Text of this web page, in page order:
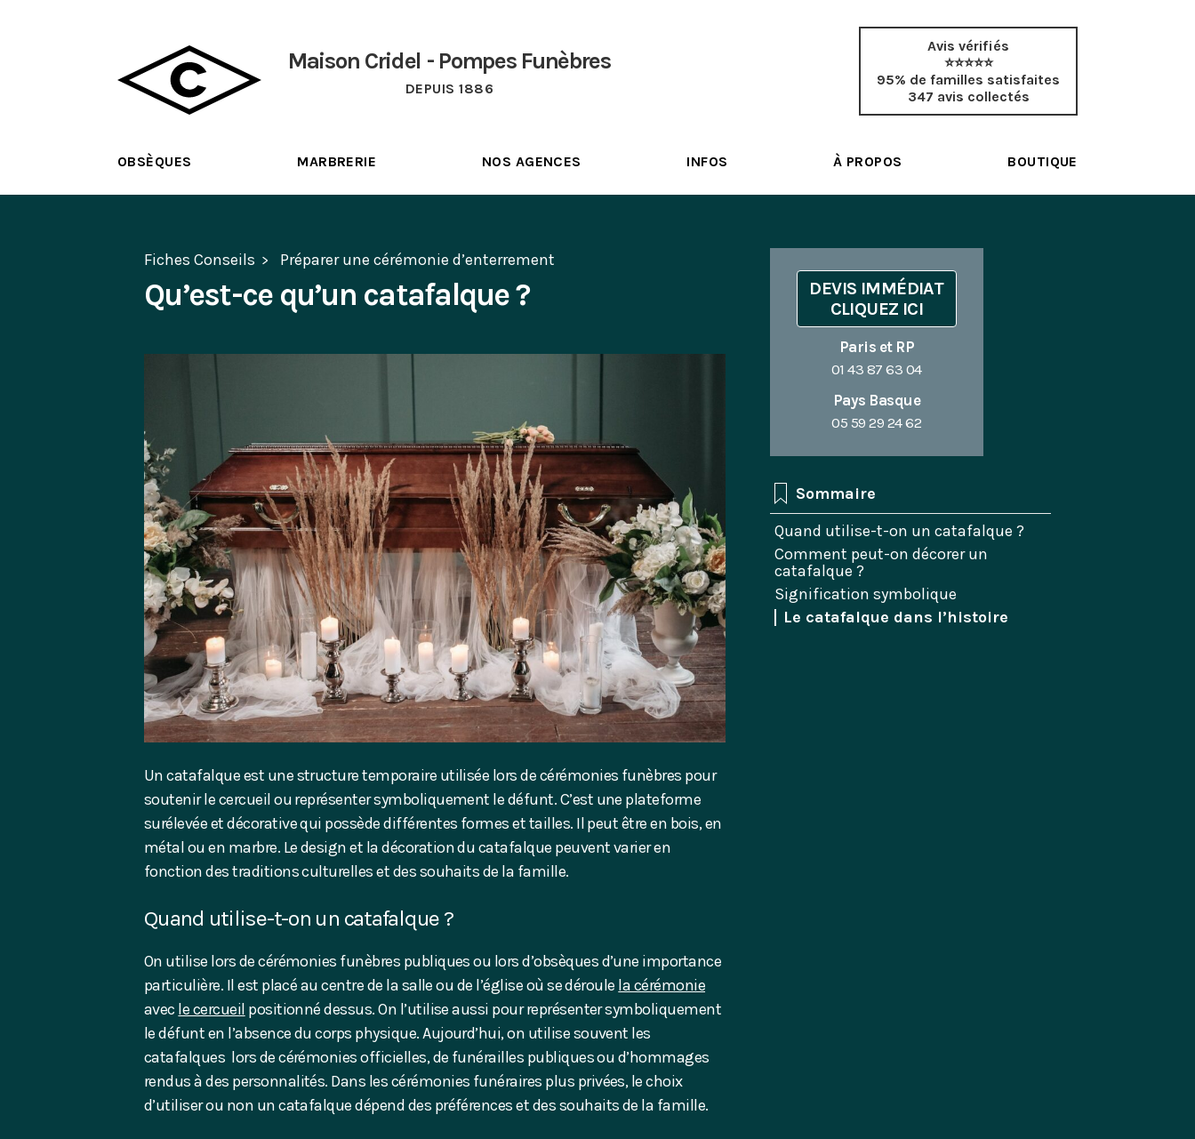
Maison Cridel - Pompes Funèbres
DEPUIS 1886
Avis vérifiés
⭐⭐⭐⭐⭐
95% de familles satisfaites
347 avis collectés
OBSÈQUES MARBRERIE NOS AGENCES INFOS À PROPOS BOUTIQUE
Fiches Conseils Préparer une cérémonie d’enterrement
Qu’est-ce qu’un catafalque ?
Un catafalque est une structure temporaire utilisée lors de cérémonies funèbres pour
soutenir le cercueil ou représenter symboliquement le défunt. C’est une plateforme
surélevée et décorative qui possède différentes formes et tailles. Il peut être en bois, en
métal ou en marbre. Le design et la décoration du catafalque peuvent varier en
fonction des traditions culturelles et des souhaits de la famille.
Quand utilise-t-on un catafalque ?
On utilise lors de cérémonies funèbres publiques ou lors d’obsèques d’une importance
particulière. Il est placé au centre de la salle ou de l’église où se déroule la cérémonie
avec le cercueil positionné dessus. On l’utilise aussi pour représenter symboliquement
le défunt en l’absence du corps physique. Aujourd’hui, on utilise souvent les
catafalques lors de cérémonies officielles, de funérailles publiques ou d’hommages
rendus à des personnalités. Dans les cérémonies funéraires plus privées, le choix
d’utiliser ou non un catafalque dépend des préférences et des souhaits de la famille.
DEVIS IMMÉDIAT
CLIQUEZ ICI
Paris et RP
01 43 87 63 04
Pays Basque
05 59 29 24 62
Sommaire
Quand utilise-t-on un catafalque ?
Comment peut-on décorer un
catafalque ?
Signification symbolique
Le catafalque dans l’histoire